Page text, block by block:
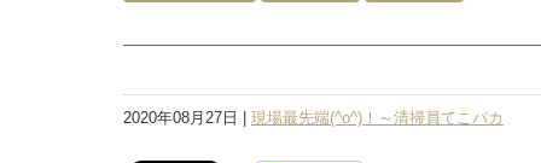
2020年08月27日 | 現場最先端(^o^)！～清掃員てこパカ